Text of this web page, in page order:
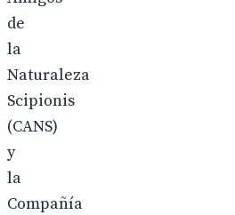
de
la
Naturaleza
Scipionis
(CANS)
y
la
Compañía